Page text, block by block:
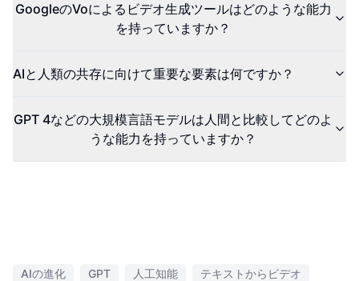
GoogleのVoによるビデオ生成ツールはどのような能力
を持っていますか？
AIと人類の共存に向けて重要な要素は何ですか？
GPT 4などの大規模言語モデルは人間と比較してどのよ
うな能力を持っていますか？
AIの進化 GPT 人工知能
テキストからビデオ